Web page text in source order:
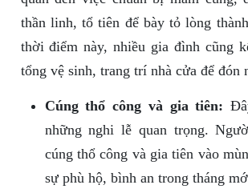
thần linh, tổ tiên để bày tỏ lòng
thời điểm này, nhiều gia đình cũng
tổng vệ sinh, trang trí nhà cửa để đón
Cúng thổ công và gia tiên:
những nghi lễ quan trọng.
cúng thổ công và gia tiên vào
sự phù hộ, bình an trong tháng